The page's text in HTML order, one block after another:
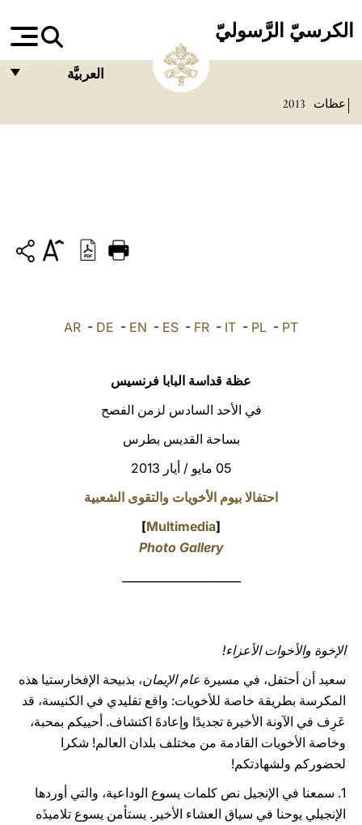
الكرسيّ الرَّسوليّ
العربيَّة
DEUTSCH
العربيّة
عظات 2013
AR - DE - EN - ES - FR - IT - PL - PT
عظة قداسة البابا فرنسيس
في الأحد السادس لزمن الفصح
بساحة القديس بطرس
05 مايو / أيار 2013
احتفالا بيوم الأخويات والتقوى الشعبية
[
Multimedia
]
Photo Gallery
الإخوة والأخوات الأعزاء!
سعيد أن أحتفل، في مسيرة عام الإيمان، بذبيحة الإفخارستيا هذه
المكرسة بطريقة خاصة للأخويات: واقع تقليدي في الكنيسة، قد
عَرِف في الآونة الأخيرة تجديدًا وإعادةَ اكتشاف. أحييكم بمحبة،
وخاصة الأخويات القادمة من مختلف بلدان العالم! شكرا
لحضوركم ولشهادتكم!
1. سمعنا في الإنجيل نص كلمات يسوع الوداعية، والتي أوردها
الإنجيلي يوحنا في سياق العشاء الأخير. يستأمن يسوع تلاميذَه